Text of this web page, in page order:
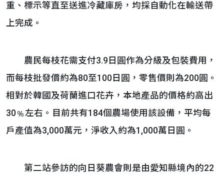
重、標示等直至送進冷藏庫房，均採自動化在輸送帶
上完成。
農民每枝花需支付3.9日圓作為分級及包裝費用，
而每枝批發價約為80至100日圓，零售價則為200圓。
相對於韓國及荷蘭進口花卉，本地產品的價格約高出
30﹪左右。目前共有184個農場使用該設備，平均每
戶產值為3,000萬元，淨收入約為1,000萬日圓。
第二站參訪的向日葵農會則是由愛知縣境內的22